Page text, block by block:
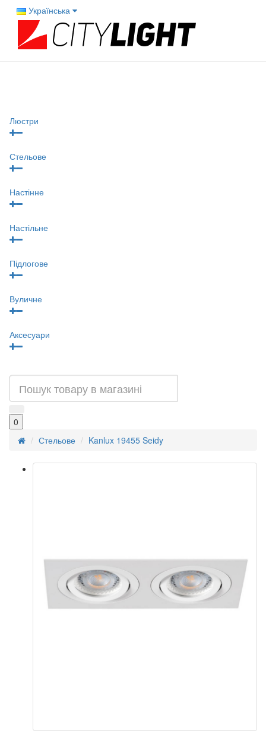
Українська
Люстри
Стельове
Настінне
Настільне
Підлогове
Вуличне
Аксесуари
0
Стельове
Kanlux 19455 Seidy